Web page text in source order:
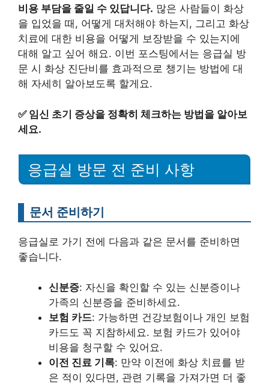
비용 부담을 줄일 수 있답니다. 많은 사람들이 화상
을 입었을 때, 어떻게 대처해야 하는지, 그리고 화상
치료에 대한 비용을 어떻게 보장받을 수 있는지에
대해 알고 싶어 해요. 이번 포스팅에서는 응급실 방
문 시 화상 진단비를 효과적으로 챙기는 방법에 대
해 자세히 알아보도록 할게요.
✅ 임신 초기 증상을 정확히 체크하는 방법을 알아보
세요.
응급실 방문 전 준비 사항
문서 준비하기
응급실로 가기 전에 다음과 같은 문서를 준비하면
좋습니다.
신분증: 자신을 확인할 수 있는 신분증이나
가족의 신분증을 준비하세요.
보험 카드: 가능하면 건강보험이나 개인 보험
카드도 꼭 지참하세요. 보험 카드가 있어야
비용을 청구할 수 있어요.
이전 진료 기록: 만약 이전에 화상 치료를 받
은 적이 있다면, 관련 기록을 가져가면 더 좋